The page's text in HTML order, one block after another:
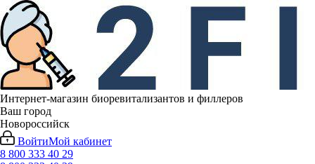
Интернет-магазин биоревитализантов и филлеров
Ваш город
Новороссийск
ВойтиМой кабинет
8 800 333 40 29